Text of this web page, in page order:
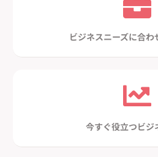
ビジネスニーズに合わ
今すぐ役立つビジ